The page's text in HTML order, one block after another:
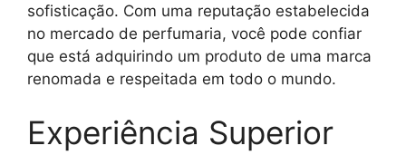
sofisticação. Com uma reputação estabelecida
no mercado de perfumaria, você pode confiar
que está adquirindo um produto de uma marca
renomada e respeitada em todo o mundo.
Experiência Superior